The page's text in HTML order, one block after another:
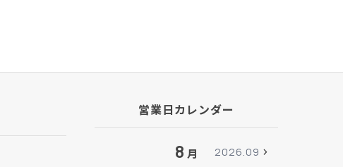
営業日カレンダー
8 月 2026.09